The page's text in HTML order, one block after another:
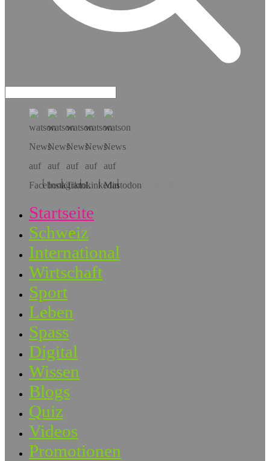
Hol dir die App!
Startseite
Schweiz
International
Wirtschaft
Sport
Leben
Spass
Digital
Wissen
Blogs
Quiz
Videos
Promotionen